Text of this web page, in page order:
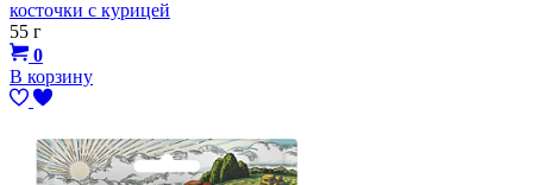
косточки с курицей
55 г
0
В корзину